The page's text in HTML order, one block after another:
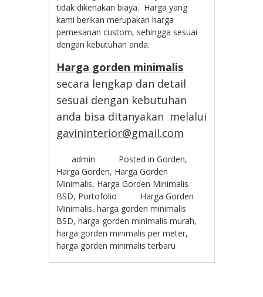
tidak dikenakan biaya. Harga yang
kami berikan merupakan harga
pemesanan custom, sehingga sesuai
dengan kebutuhan anda.
Harga gorden minimalis
secara lengkap dan detail
sesuai dengan kebutuhan
anda bisa ditanyakan melalui
gavininterior@gmail.com
admin Posted inGorden,
Harga Gorden, Harga Gorden
Minimalis, Harga Gorden Minimalis
BSD, Portofolio
Harga Gorden
Minimalis,harga gorden minimalis
BSD,harga gorden minimalis murah,
harga gorden minimalis per meter,
harga gorden minimalis terbaru